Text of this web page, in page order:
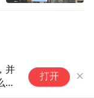
打开